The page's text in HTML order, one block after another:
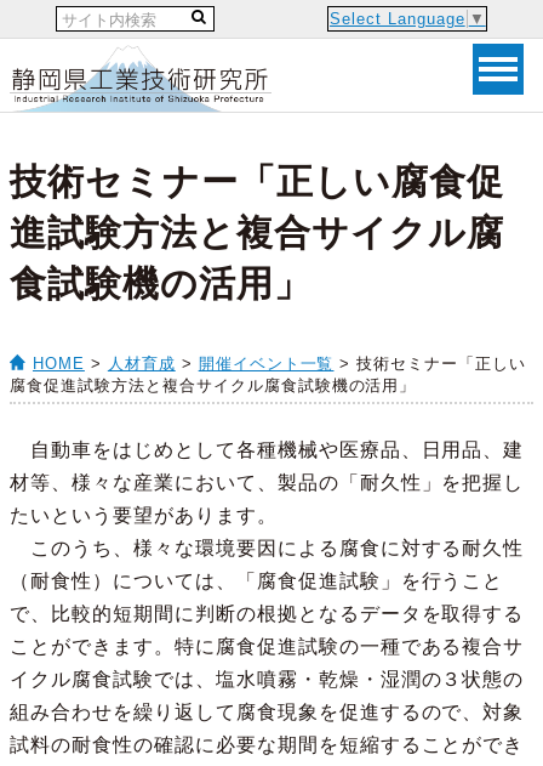
Select Language ▼
技術セミナー「正しい腐食促
進試験方法と複合サイクル腐
食試験機の活用」
HOME > 人材育成 > 開催イベント一覧 > 技術セミナー「正しい
腐食促進試験方法と複合サイクル腐食試験機の活用」
自動車をはじめとして各種機械や医療品、日用品、建
材等、様々な産業において、製品の「耐久性」を把握し
たいという要望があります。
このうち、様々な環境要因による腐食に対する耐久性
（耐食性）については、「腐食促進試験」を行うこと
で、比較的短期間に判断の根拠となるデータを取得する
ことができます。特に腐食促進試験の一種である複合サ
イクル腐食試験では、塩水噴霧・乾燥・湿潤の３状態の
組み合わせを繰り返して腐食現象を促進するので、対象
試料の耐食性の確認に必要な期間を短縮することができ